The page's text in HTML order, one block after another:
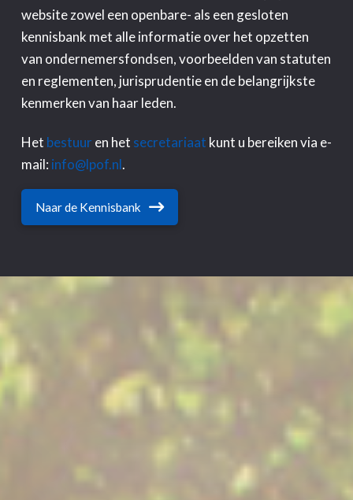
website zowel een openbare- als een gesloten
kennisbank met alle informatie over het opzetten
van ondernemersfondsen, voorbeelden van statuten
en reglementen, jurisprudentie en de belangrijkste
kenmerken van haar leden.
Het bestuur en het secretariaat kunt u bereiken via e-
mail: info@lpof.nl.
Naar de Kennisbank